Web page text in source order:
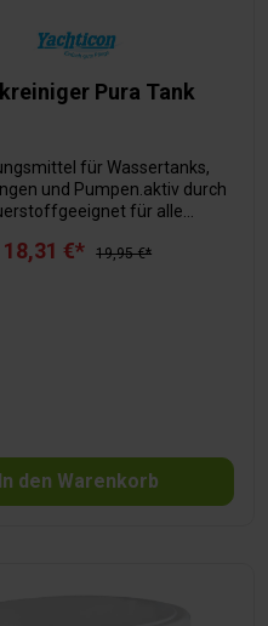
Pura Tank
für Wassertanks,
und Pumpen.aktiv durch
für alle
Chlorzusatz
18,31 €* 19,95 €*
den Warenkorb